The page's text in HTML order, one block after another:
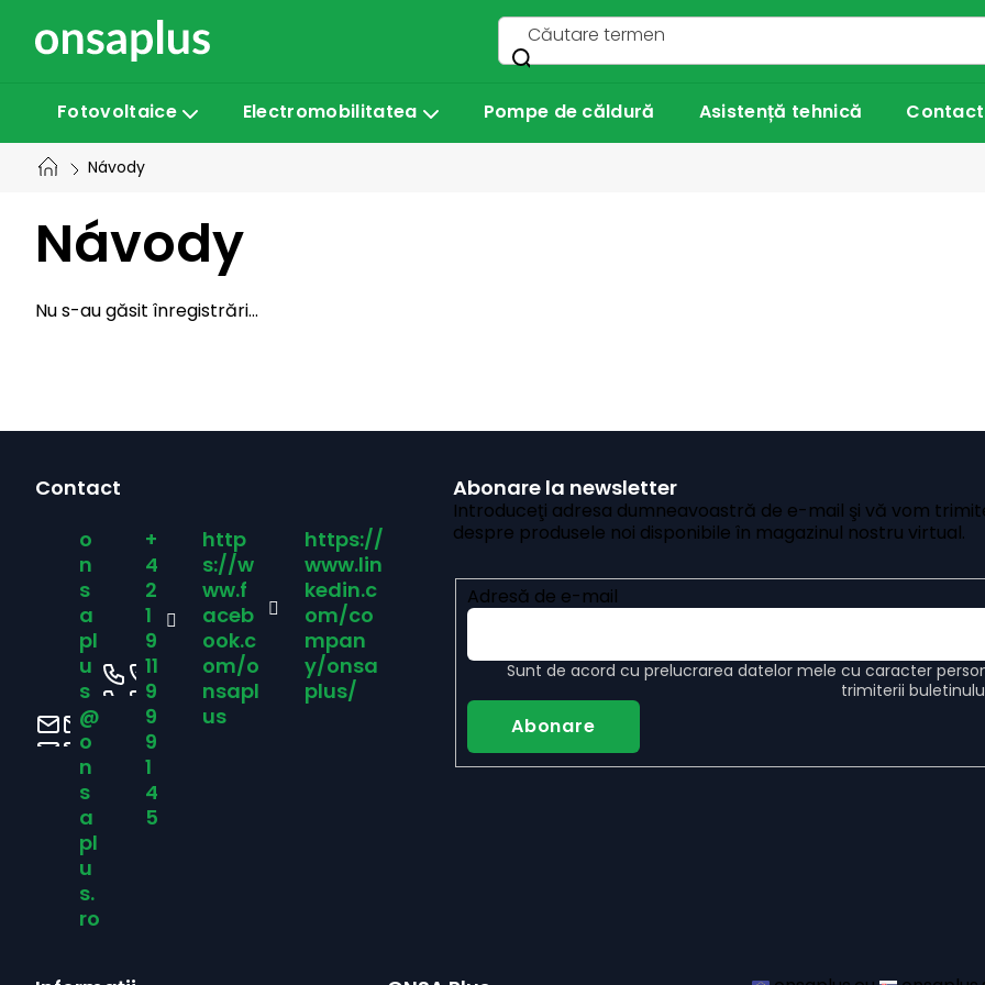
conținut
Fotovoltaice Electromobilitatea Pompe de căldură Asistență tehnică Contact
Návody
Návody
Nu s-au găsit înregistrări...
Contact
o
n
s
a
pl
u
s
@
o
n
s
a
pl
u
s.
ro
+
4
2
1
9
11
9
9
9
1
4
5
http
s://w
ww.f
aceb
ook.c
om/o
nsapl
us
https://
www.lin
kedin.c
om/co
mpan
y/onsa
plus/
Abonare la newsletter
Introduceţi adresa dumneavoastră de e-mail şi vă vom
despre produsele noi disponibile în magazinul nostru virtual.
Adresă de e-mail
Sunt de acord cu prelucrarea datelor mele cu caracter
trimiterii
Abonare